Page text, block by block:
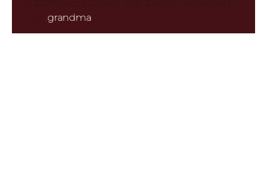
© 2025 Betsa GmbH. Alle Rechte vorbehalten
.grandma